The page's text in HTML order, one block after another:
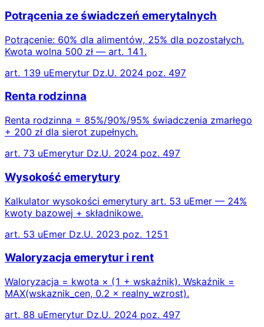
Potrącenia ze świadczeń emerytalnych
Potrącenie: 60% dla alimentów, 25% dla pozostałych.
Kwota wolna 500 zł — art. 141.
art. 139 uEmerytur Dz.U. 2024 poz. 497
Renta rodzinna
Renta rodzinna = 85%/90%/95% świadczenia zmarłego
+ 200 zł dla sierot zupełnych.
art. 73 uEmerytur Dz.U. 2024 poz. 497
Wysokość emerytury
Kalkulator wysokości emerytury art. 53 uEmer — 24%
kwoty bazowej + składnikowe.
art. 53 uEmer Dz.U. 2023 poz. 1251
Waloryzacja emerytur i rent
Waloryzacja = kwota × (1 + wskaźnik). Wskaźnik =
MAX(wskaznik_cen, 0.2 × realny_wzrost).
art. 88 uEmerytur Dz.U. 2024 poz. 497